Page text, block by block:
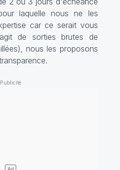
laquelle nous ne les
car ce serait vous
de sorties brutes de
nous les proposons